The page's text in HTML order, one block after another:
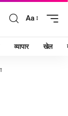
Aa
व्यापार खेल